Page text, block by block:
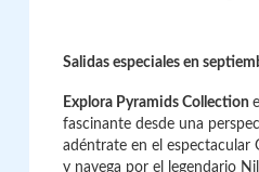
Salidas especiales en
Explora Pyramids Collection
fascinante desde una
adéntrate en el espectacular
y navega por el legendario